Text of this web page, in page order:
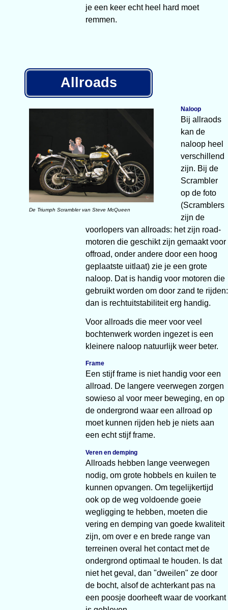
je een keer echt heel hard moet
remmen.
Allroads
De Triumph Scrambler van Steve McQueen
Naloop
Bij allraods
kan de
naloop heel
verschillend
zijn. Bij de
Scrambler
op de foto
(Scramblers
zijn de
voorlopers van allroads: het zijn road-
motoren die geschikt zijn gemaakt voor
offroad, onder andere door een hoog
geplaatste uitlaat) zie je een grote
naloop. Dat is handig voor motoren die
gebruikt worden om door zand te rijden:
dan is rechtuitstabiliteit erg handig.
Voor allroads die meer voor veel
bochtenwerk worden ingezet is een
kleinere naloop natuurlijk weer beter.
Frame
Een stijf frame is niet handig voor een
allroad. De langere veerwegen zorgen
sowieso al voor meer beweging, en op
de ondergrond waar een allroad op
moet kunnen rijden heb je niets aan
een echt stijf frame.
Veren en demping
Allroads hebben lange veerwegen
nodig, om grote hobbels en kuilen te
kunnen opvangen. Om tegelijkertijd
ook op de weg voldoende goeie
wegligging te hebben, moeten die
vering en demping van goede kwaliteit
zijn, om over e en brede range van
terreinen overal het contact met de
ondergrond optimaal te houden. Is dat
niet het geval, dan "dweilen" ze door
de bocht, alsof de achterkant pas na
een poosje doorheeft waar de voorkant